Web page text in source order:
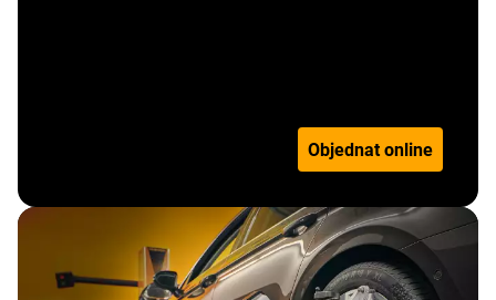
Objednat online